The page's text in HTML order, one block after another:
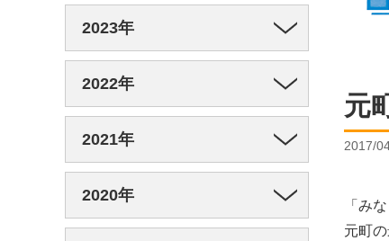
元
2017/
「み
元町
2023年
2022年
2021年
2020年